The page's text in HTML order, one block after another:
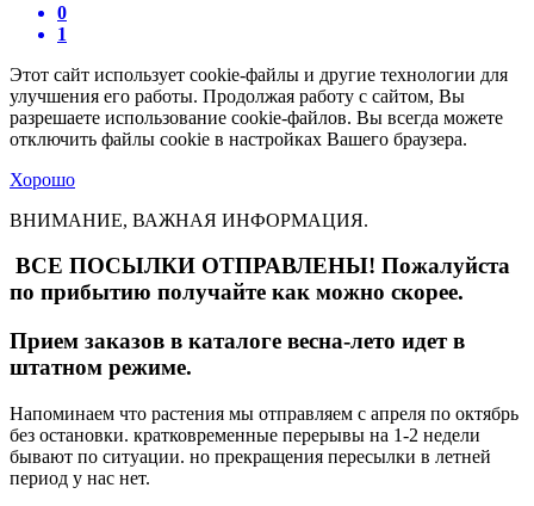
0
1
Этот сайт использует cookie-файлы и другие технологии для
улучшения его работы. Продолжая работу с сайтом, Вы
разрешаете использование cookie-файлов. Вы всегда можете
отключить файлы cookie в настройках Вашего браузера.
Хорошо
ВНИМАНИЕ, ВАЖНАЯ ИНФОРМАЦИЯ.
ВСЕ ПОСЫЛКИ ОТПРАВЛЕНЫ! Пожалуйста
по прибытию получайте как можно скорее.
Прием заказов в каталоге весна-лето идет в
штатном режиме.
Напоминаем что растения мы отправляем с апреля по октябрь
без остановки. кратковременные перерывы на 1-2 недели
бывают по ситуации. но прекращения пересылки в летней
период у нас нет.